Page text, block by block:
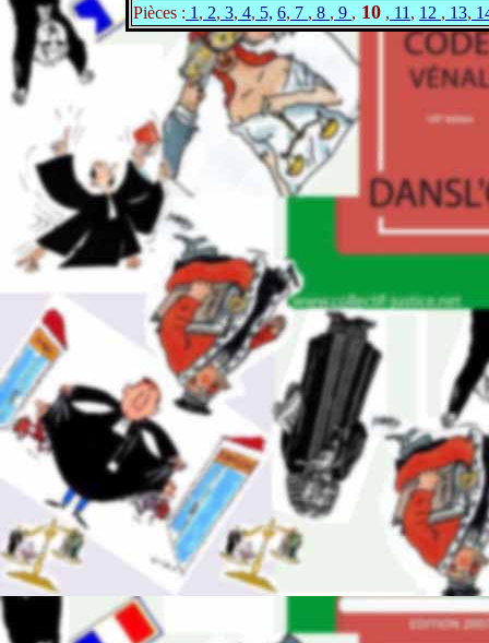
Pièces : 1 , 2, 3, 4, 5, 6, 7 , 8 , 9 , 10 , 11 , 12 , 13,